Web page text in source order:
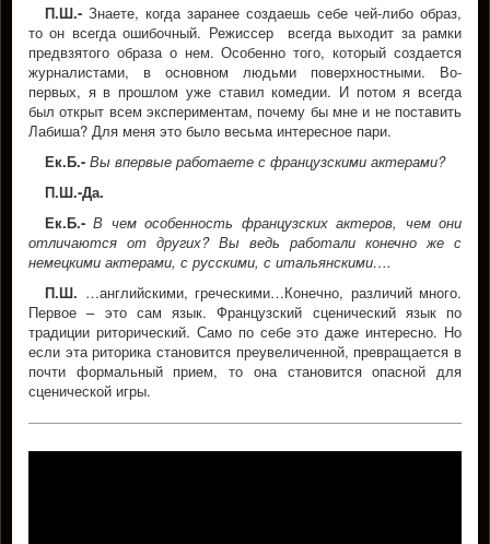
П.Ш.- Знаете, когда заранее создаешь себе чей-либо образ,
то он всегда ошибочный. Режиссер всегда выходит за рамки
предвзятого образа о нем. Особенно того, который создается
журналистами, в основном людьми поверхностными. Во-
первых, я в прошлом уже ставил комедии. И потом я всегда
был открыт всем экспериментам, почему бы мне и не поставить
Лабиша? Для меня это было весьма интересное пари.
Ек.Б.- Вы впервые работаете с французскими актерами?
П.Ш.-Да.
Ек.Б.-В чем особенность французских актеров, чем они
отличаются от других? Вы ведь работали конечно же с
немецкими актерами, с русскими, с итальянскими….
П.Ш. …английскими, греческими…Конечно, различий много.
Первое – это сам язык. Французский сценический язык по
традиции риторический. Само по себе это даже интересно. Но
если эта риторика становится преувеличенной, превращается в
почти формальный прием, то она становится опасной для
сценической игры.